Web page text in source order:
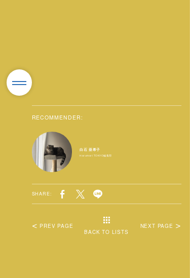
RECOMMENDER:
白石 亜希子
Harumari TOKYO編集部
SHARE:
BACK TO LISTS
PREV PAGE NEXT PAGE